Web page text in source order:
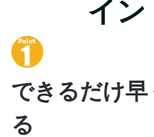
イン
できるだけ
る